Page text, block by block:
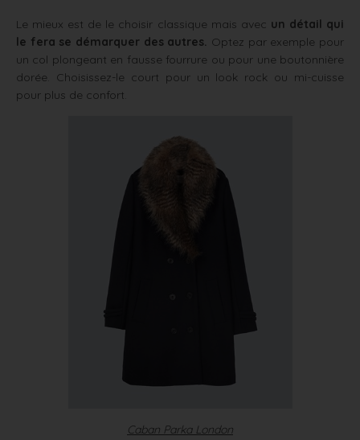
Le mieux est de le choisir classique mais avec un détail qui
le fera se démarquer des autres. Optez par exemple pour
un col plongeant en fausse fourrure ou pour une boutonnière
dorée. Choisissez-le court pour un look rock ou mi-cuisse
pour plus de confort.
Caban Parka London